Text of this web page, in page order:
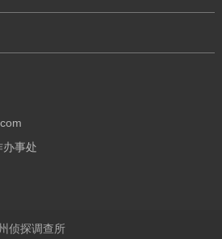
事处
侦探调查所